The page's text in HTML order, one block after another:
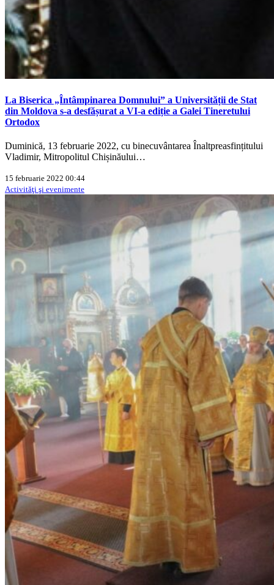
La Biserica „Întâmpinarea Domnului” a Universității de Stat
din Moldova s-a desfășurat a VI-a ediție a Galei Tineretului
Ortodox
Duminică, 13 februarie 2022, cu binecuvântarea Înaltpreasfințitului
Vladimir, Mitropolitul Chișinăului…
15 februarie 2022 00:44
Activităţi şi evenimente